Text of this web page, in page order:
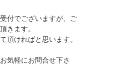
付でございますが、ご
きます。
頂ければと思います。
気軽にお問合せ下さ